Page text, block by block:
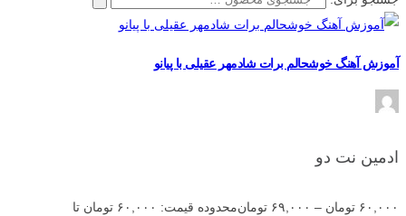
آموزش آهنگ خوشحالم برات شادمهر عقیلی با پیانو
ادمین نت دو
۶۰,۰۰۰ تومان – ۶۹,۰۰۰ تومان
محدوده قیمت: ۶۰,۰۰۰ تومان تا